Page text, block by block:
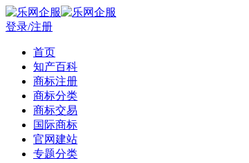
登录/注册
首页
知产百科
商标注册
商标分类
商标交易
国际商标
官网建站
专题分类